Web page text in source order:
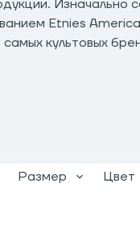
Изначально
Etnies
культовых
Размер Цвет